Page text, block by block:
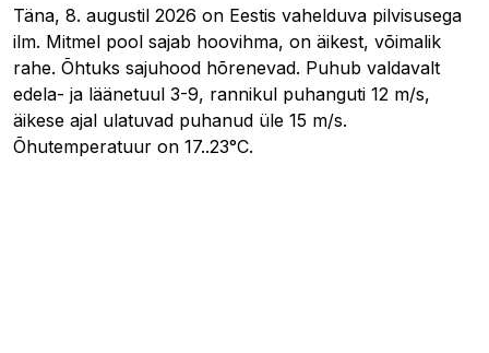
Täna, 8. augustil 2026 on Eestis vahelduva pilvisusega
ilm. Mitmel pool sajab hoovihma, on äikest, võimalik
rahe. Õhtuks sajuhood hõrenevad. Puhub valdavalt
edela- ja läänetuul 3-9, rannikul puhanguti 12 m/s,
äikese ajal ulatuvad puhanud üle 15 m/s.
Õhutemperatuur on 17..23°C.